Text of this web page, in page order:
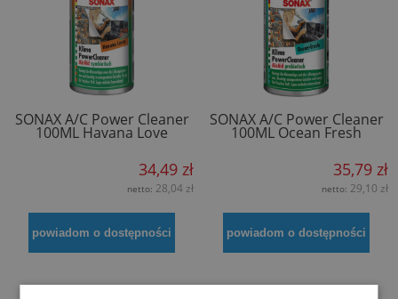
SONAX A/C Power Cleaner
100ML Havana Love
34,49 zł
netto: 28,04 zł
powiadom o dostępności
SONAX A/C Power Cleaner
100ML Ocean Fresh
35,79 zł
netto: 29,10 zł
powiadom o dostępności